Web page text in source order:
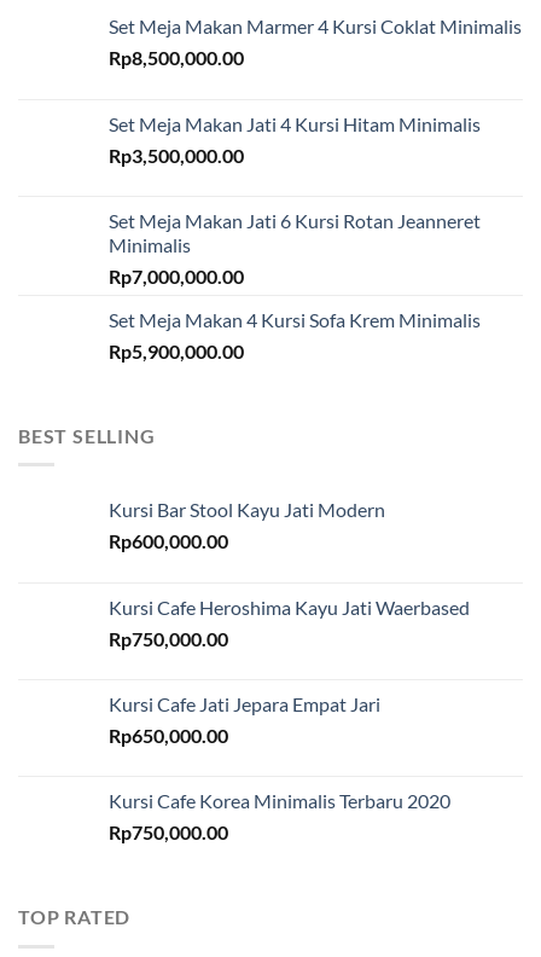
Set Meja Makan Marmer 4 Kursi Coklat Minimalis
Rp8,500,000.00
Set Meja Makan Jati 4 Kursi Hitam Minimalis
Rp3,500,000.00
Set Meja Makan Jati 6 Kursi Rotan Jeanneret
Minimalis
Rp7,000,000.00
Set Meja Makan 4 Kursi Sofa Krem Minimalis
Rp5,900,000.00
BEST SELLING
Kursi Bar Stool Kayu Jati Modern
Rp600,000.00
Kursi Cafe Heroshima Kayu Jati Waerbased
Rp750,000.00
Kursi Cafe Jati Jepara Empat Jari
Rp650,000.00
Kursi Cafe Korea Minimalis Terbaru 2020
Rp750,000.00
TOP RATED